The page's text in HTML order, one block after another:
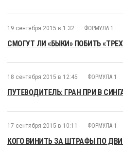
19 сентября 2015 в 1:32 ФОРМУЛА 1
СМОГУТ ЛИ «БЫКИ» ПОБИТЬ
18 сентября 2015 в 12:45 ФОРМУЛА 1
ПУТЕВОДИТЕЛЬ: ГРАН ПРИ В
17 сентября 2015 в 10:11 ФОРМУЛА 1
КОГО ВИНИТЬ ЗА ШТРАФЫ ПО